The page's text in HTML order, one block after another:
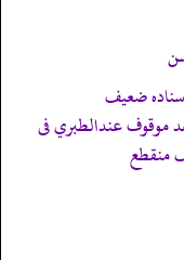
شاھد موقوف عندالطبري فى